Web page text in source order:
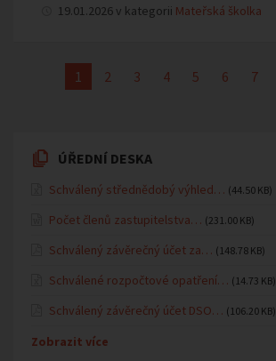
19.01.2026 v kategorii Mateřská školka
1 2 3 4 5 6 7
ÚŘEDNÍ DESKA
Schválený střednědobý výhled… (44.50 KB)
Počet členů zastupitelstva… (231.00 KB)
Schválený závěrečný účet za… (148.78 KB)
Schválené rozpočtové opatření… (14.73 KB)
Schválený závěrečný účet DSO… (106.20 KB)
Zobrazit více